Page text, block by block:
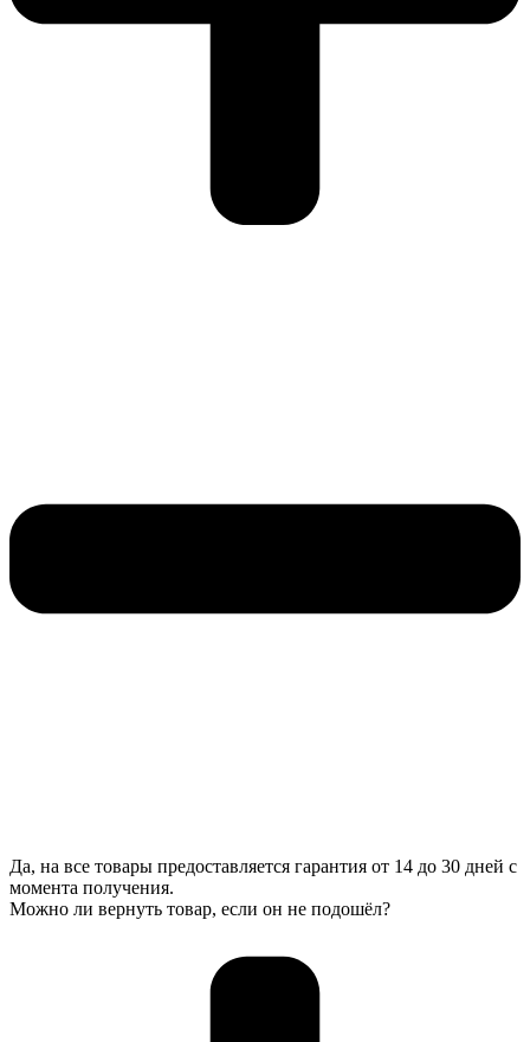
Да, на все товары предоставляется гарантия от 14 до 30 дней с
момента получения.
Можно ли вернуть товар, если он не подошёл?